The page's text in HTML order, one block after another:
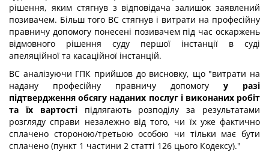
рішення, яким стягнув з відповідача залишок заявлений
позивачем. Більш того ВС стягнув і витрати на професійну
правничу допомогу понесені позивачем під час оскаржень
відмовного рішення суду першої інстанції в суді
апеляційної та касаційної інстанцій.
ВС аналізуючи ГПК прийшов до висновку, що "витрати на
надану професійну правничу допомогу у разі
підтвердження обсягу наданих послуг і виконаних робіт
та їх вартості підлягають розподілу за результатами
розгляду справи незалежно від того, чи їх уже фактично
сплачено стороною/третьою особою чи тільки має бути
сплачено (пункт 1 частини 2 статті 126 цього Кодексу)."